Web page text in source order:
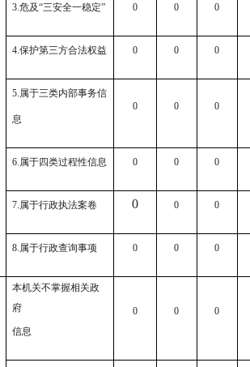
3.危及“三安全一稳定” 0 0 0
4.保护第三方合法权益 0 0 0
5.属于三类内部事务信
息
0 0 0
6.属于四类过程性信息 0 0 0
7.属于行政执法案卷 0 0 0
8.属于行政查询事项 0 0 0
本机关不掌握相关政
府
信息
0 0 0